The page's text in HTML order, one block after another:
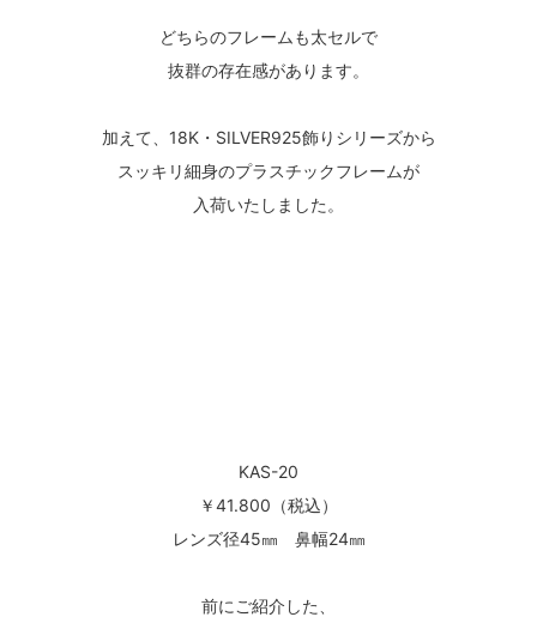
どちらのフレームも太セルで
抜群の存在感があります。
加えて、18K・SILVER925飾りシリーズから
スッキリ細身のプラスチックフレームが
入荷いたしました。
KAS-20
￥41.800（税込）
レンズ径45㎜ 鼻幅24㎜
前にご紹介した、